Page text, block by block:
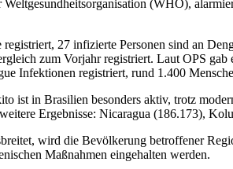
(WHO),
27 infizierte Personen sind an
zum Vorjahr registriert. Laut OPS
Infektionen registriert, rund 1.400
ist in Brasilien besonders aktiv, trotz
Ergebnisse: Nicaragua (186.173),
wird die Bevölkerung betroffener
Maßnahmen eingehalten werden.